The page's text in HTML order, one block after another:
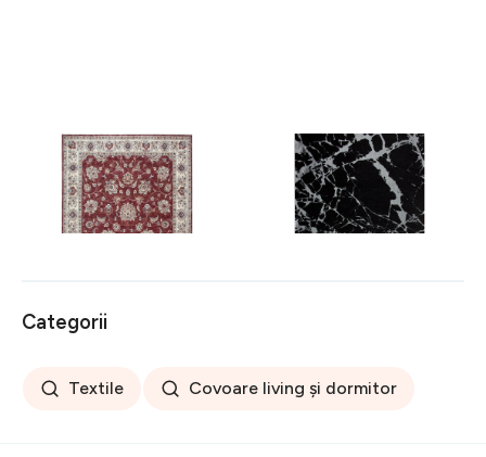
Covor rezistent Eko, ALT
05 - Red, Ivory, 100%
poliester, 80 x 150 cm
256 lei
Covor rezistent SM 21 -
Black, Silver XW, 80x300
441 lei
Categorii
Textile Covoare living și dormitor